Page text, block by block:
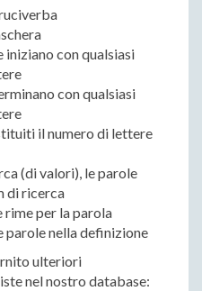
iniziano con qualsiasi
con qualsiasi
il ​​numero di lettere
(di valori), le parole
di ricerca
rime per la parola
parole nella definizione
ulteriori
nel nostro database: